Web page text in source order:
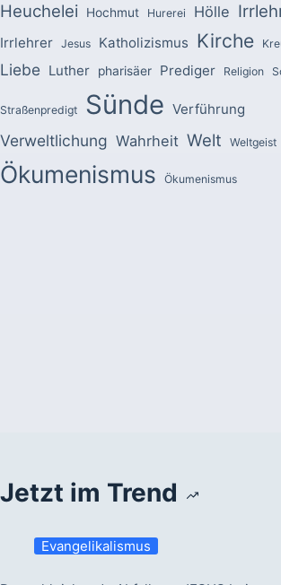
Heuchelei Hochmut Hurerei Hölle
Irrlehrer Jesus Katholizismus Kirche
Liebe Luther pharisäer Prediger Religion
Straßenpredigt Sünde Verführung
Verweltlichung Wahrheit Welt Weltgeist
Ökumenismus Ökumenismus
Jetzt im Trend
Evangelikalismus